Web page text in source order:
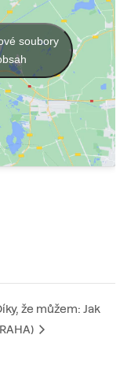
soubory
že můžem: Jak